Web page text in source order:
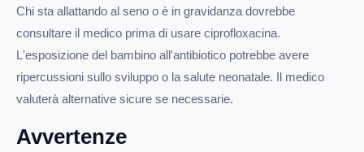
Chi sta allattando al seno o è in gravidanza dovrebbe
consultare il medico prima di usare ciprofloxacina.
L'esposizione del bambino all'antibiotico potrebbe avere
ripercussioni sullo sviluppo o la salute neonatale. Il medico
valuterà alternative sicure se necessarie.
Avvertenze